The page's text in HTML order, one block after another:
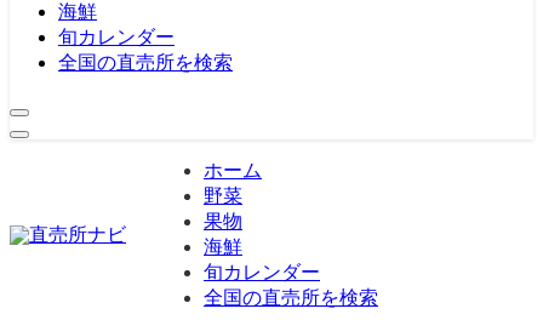
海鮮
旬カレンダー
全国の直売所を検索
ホーム
野菜
果物
海鮮
旬カレンダー
全国の直売所を検索